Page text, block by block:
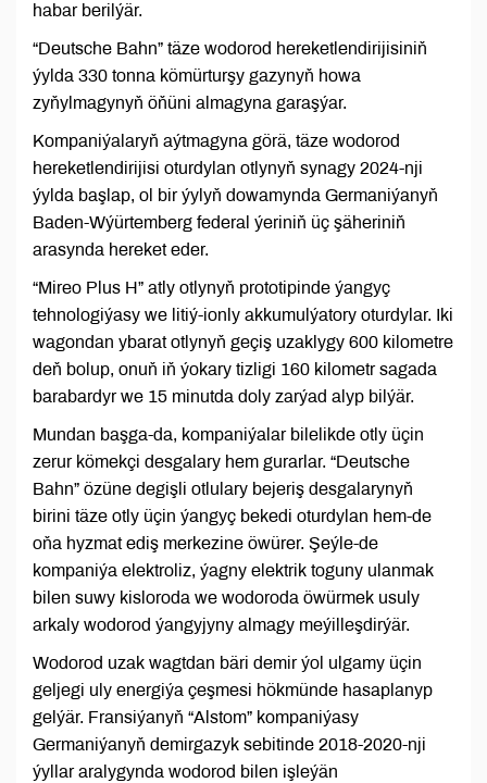
habar berilýär.
“Deutsche Bahn” täze wodorod hereketlendirijisiniň
ýylda 330 tonna kömürturşy gazynyň howa
zyňylmagynyň öňüni almagyna garaşýar.
Kompaniýalaryň aýtmagyna görä, täze wodorod
hereketlendirijisi oturdylan otlynyň synagy 2024-nji
ýylda başlap, ol bir ýylyň dowamynda Germaniýanyň
Baden-Wýürtemberg federal ýeriniň üç şäheriniň
arasynda hereket eder.
“Mireo Plus H” atly otlynyň prototipinde ýangyç
tehnologiýasy we litiý-ionly akkumulýatory oturdylar. Iki
wagondan ybarat otlynyň geçiş uzaklygy 600 kilometre
deň bolup, onuň iň ýokary tizligi 160 kilometr sagada
barabardyr we 15 minutda doly zarýad alyp bilýär.
Mundan başga-da, kompaniýalar bilelikde otly üçin
zerur kömekçi desgalary hem gurarlar. “Deutsche
Bahn” özüne degişli otlulary bejeriş desgalarynyň
birini täze otly üçin ýangyç bekedi oturdylan hem-de
oňa hyzmat ediş merkezine öwürer. Şeýle-de
kompaniýa elektroliz, ýagny elektrik toguny ulanmak
bilen suwy kisloroda we wodoroda öwürmek usuly
arkaly wodorod ýangyjyny almagy meýilleşdirýär.
Wodorod uzak wagtdan bäri demir ýol ulgamy üçin
geljegi uly energiýa çeşmesi hökmünde hasaplanyp
gelýär. Fransiýanyň “Alstom” kompaniýasy
Germaniýanyň demirgazyk sebitinde 2018-2020-nji
ýyllar aralygynda wodorod bilen işleýän